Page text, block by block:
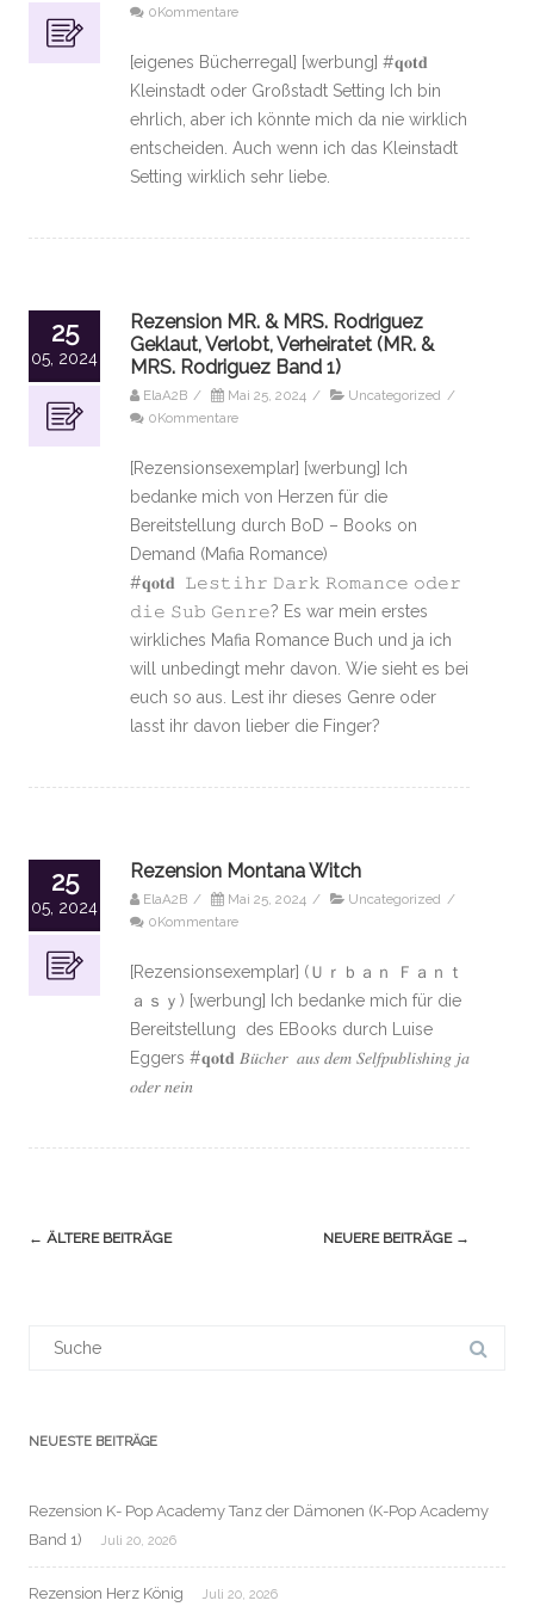
0Kommentare
[eigenes Bücherregal] [werbung] #𝐪𝐨𝐭𝐝
Kleinstadt oder Großstadt Setting Ich bin
ehrlich, aber ich könnte mich da nie wirklich
entscheiden. Auch wenn ich das Kleinstadt
Setting wirklich sehr liebe.
25
05, 2024
Rezension MR. & MRS. Rodriguez
Geklaut, Verlobt, Verheiratet (MR. &
MRS. Rodriguez Band 1)
ElaA2B / Mai 25, 2024 / Uncategorized /
0Kommentare
[Rezensionsexemplar] [werbung] Ich
bedanke mich von Herzen für die
Bereitstellung durch BoD – Books on
Demand (Mafia Romance)
#𝐪𝐨𝐭𝐝 𝙻𝚎𝚜𝚝𝚒𝚑𝚛 𝙳𝚊𝚛𝚔 𝚁𝚘𝚖𝚊𝚗𝚌𝚎 𝚘𝚍𝚎𝚛
𝚍𝚒𝚎 𝚂𝚞𝚋 𝙶𝚎𝚗𝚛𝚎? Es war mein erstes
wirkliches Mafia Romance Buch und ja ich
will unbedingt mehr davon. Wie sieht es bei
euch so aus. Lest ihr dieses Genre oder
lasst ihr davon lieber die Finger?
25
05, 2024
Rezension Montana Witch
ElaA2B / Mai 25, 2024 / Uncategorized /
0Kommentare
[Rezensionsexemplar] (Ｕｒｂａｎ Ｆａｎｔ
ａｓｙ) [werbung] Ich bedanke mich für die
Bereitstellung des EBooks durch Luise
Eggers #𝐪𝐨𝐭𝐝 𝐵𝑢̈𝑐ℎ𝑒𝑟 𝑎𝑢𝑠 𝑑𝑒𝑚 𝑆𝑒𝑙𝑓𝑝𝑢𝑏𝑙𝑖𝑠ℎ𝑖𝑛𝑔 𝑗𝑎
𝑜𝑑𝑒𝑟 𝑛𝑒𝑖𝑛
Navigation
← ÄLTERE BEITRÄGE NEUERE BEITRÄGE →
NEUESTE BEITRÄGE
Rezension K- Pop Academy Tanz der Dämonen (K-Pop Academy
Band 1)
Juli 20, 2026
Rezension Herz König Juli 20, 2026